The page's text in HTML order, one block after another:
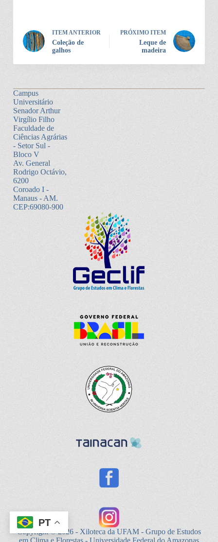
ITEM ANTERIOR
Coleção de
galhos
PRÓXIMO ITEM
Leque de
madeira
Campus
Universitário
Senador Arthur
Virgílio Filho
Faculdade de
Ciências Agrárias
- Setor Sul -
Bloco V
Av. General
Rodrigo Octávio,
6200
Coroado I -
Manaus - AM.
CEP:69080-900
Copyright © 2026 - Xiloteca da UFAM - Grupo de Estudos
PT